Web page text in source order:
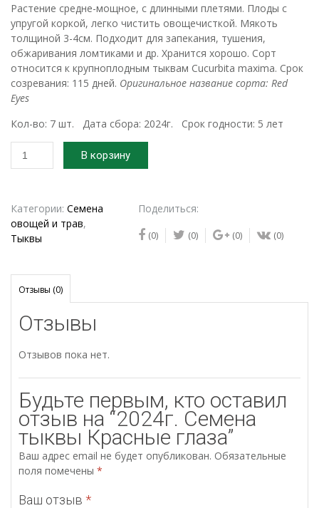
Растение средне-мощное, с длинными плетями. Плоды с
упругой коркой, легко чистить овощечисткой. Мякоть
толщиной 3-4см. Подходит для запекания, тушения,
обжаривания ломтиками и др. Хранится хорошо. Сорт
относится к крупноплодным тыквам Cucurbita maxima. Срок
созревания: 115 дней. Оригинальное название сорта: Red
Eyes
Кол-во: 7 шт. Дата сбора: 2024г. Срок годности: 5 лет
Количество
товара
тыквы
Красные
глаза
В корзину
Категории: Семена
овощей и трав,
Тыквы
Поделиться:
(0) (0) (0) (0)
Отзывы (0)
Отзывы
Отзывов пока нет.
Будьте первым, кто оставил
отзыв на “2024г. Семена
тыквы Красные глаза”
Ваш адрес email не будет опубликован. Обязательные
поля помечены *
Ваш отзыв *